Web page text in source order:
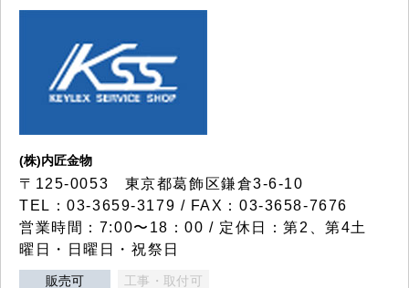
(株)内匠金物
〒125-0053 東京都葛飾区鎌倉3-6-10
TEL：03-3659-3179 / FAX：03-3658-7676
営業時間：7:00〜18：00 / 定休日：第2、第4土
曜日・日曜日・祝祭日
販売可 工事・取付可